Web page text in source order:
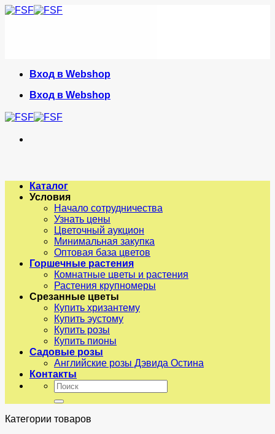
Skip
Вход в Webshop
Вход в Webshop
Каталог
Условия
Начало сотрудничества
Узнать цены
Цветочный аукцион
Минимальная закупка
Оптовая база цветов
Горшечные растения
Комнатные цветы и растения
Растения крупномеры
Срезанные цветы
Купить хризантему
Купить эустому
Купить розы
Купить пионы
Садовые розы
Английские розы Дэвида Остина
Контакты
Искать:
Категории товаров